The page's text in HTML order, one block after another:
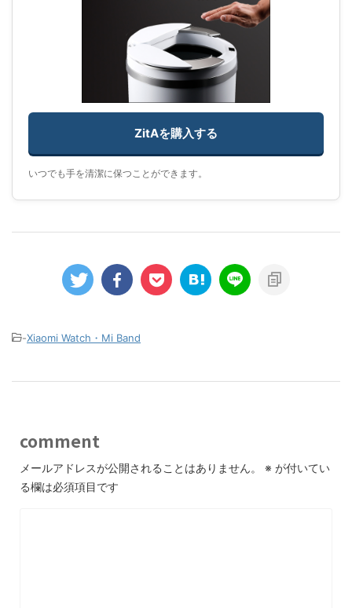
ZitAを購入する
いつでも手を清潔に保つことができます。
-Xiaomi Watch・Mi Band
comment
メールアドレスが公開されることはありません。 ※ が付いてい
る欄は必須項目です